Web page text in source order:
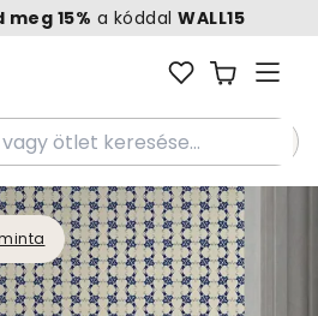
15% a kóddalWALL15
ötlet keresése...